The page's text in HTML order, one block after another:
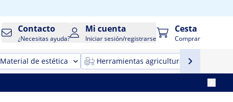
Contacto
¿Necesitas ayuda?
Mi cuenta
Iniciar sesión/registrarse
Cesta
Comprar
Material de estética Herramientas agricultura